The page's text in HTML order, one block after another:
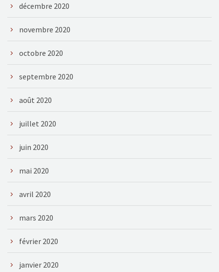
décembre 2020
novembre 2020
octobre 2020
septembre 2020
août 2020
juillet 2020
juin 2020
mai 2020
avril 2020
mars 2020
février 2020
janvier 2020